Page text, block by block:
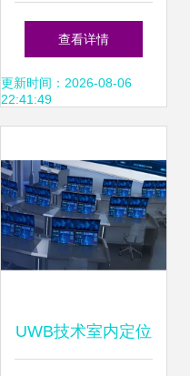
驱动的智慧医疗新
纪元
查看详情
更新时间：2026-08-06
22:41:49
UWB技术室内定位